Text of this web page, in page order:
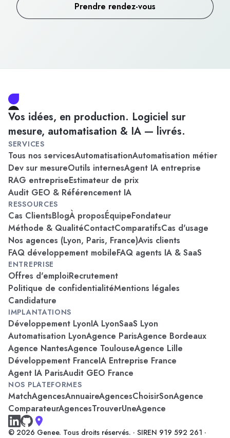
Prendre rendez-vous
Vos idées, en production. Logiciel sur
mesure, automatisation & IA — livrés.
SERVICES
Tous nos servicesAutomatisationAutomatisation métier
Dev sur mesureOutils internesAgent IA entreprise
RAG entrepriseEstimateur de prix
Audit GEO & Référencement IA
RESSOURCES
Cas ClientsBlogÀ proposÉquipeFondateur
Méthode & QualitéContactComparatifsCas d'usage
Nos agences (Lyon, Paris, France)Avis clients
FAQ développement mobileFAQ agents IA & SaaS
ENTREPRISE
Offres d'emploiRecrutement
Politique de confidentialitéMentions légales
Candidature
IMPLANTATIONS
Développement LyonIA LyonSaaS Lyon
Automatisation LyonAgence ParisAgence Bordeaux
Agence NantesAgence ToulouseAgence Lille
Développement FranceIA Entreprise France
Agent IA ParisAudit GEO France
NOS PLATEFORMES
MatchAgencesAnnuaireAgencesChoisirSonAgence
ComparateurAgencesTrouverUneAgence
© 2026 Genee. Tous droits réservés. · SIREN 919 592 261 ·